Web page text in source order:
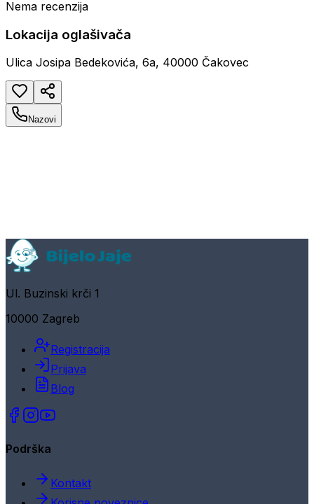
Nema recenzija
Lokacija oglašivača
Ulica Josipa Bedekovića, 6a, 40000 Čakovec
Nazovi
Ul. Buzinski krči 1
10000 Zagreb
Registracija
Prijava
Blog
Podrška
Kontakt